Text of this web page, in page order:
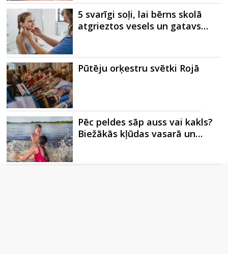
5 svarīgi soļi, lai bērns skolā
atgrieztos vesels un gatavs…
Pūtēju orķestru svētki Rojā
Pēc peldes sāp auss vai kakls?
Biežākās kļūdas vasarā un…